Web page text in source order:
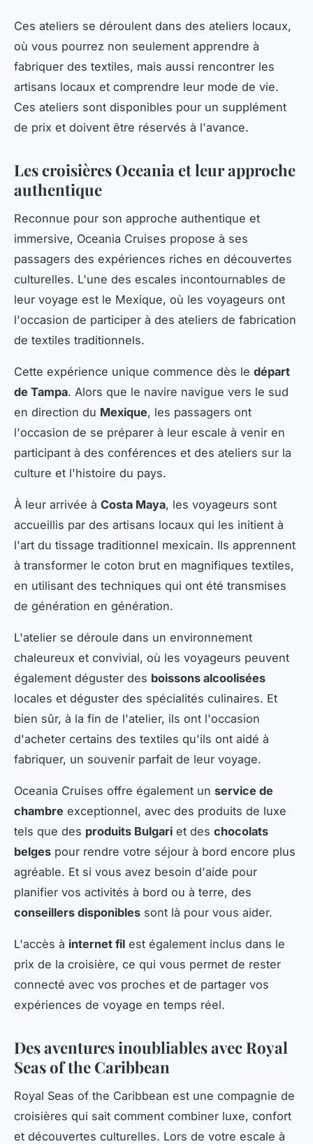
Ces ateliers se déroulent dans des ateliers locaux,
où vous pourrez non seulement apprendre à
fabriquer des textiles, mais aussi rencontrer les
artisans locaux et comprendre leur mode de vie.
Ces ateliers sont disponibles pour un supplément
de prix et doivent être réservés à l'avance.
Les croisières Oceania et leur approche
authentique
Reconnue pour son approche authentique et
immersive, Oceania Cruises propose à ses
passagers des expériences riches en découvertes
culturelles. L'une des escales incontournables de
leur voyage est le Mexique, où les voyageurs ont
l'occasion de participer à des ateliers de fabrication
de textiles traditionnels.
Cette expérience unique commence dès le départ
de Tampa. Alors que le navire navigue vers le sud
en direction du Mexique, les passagers ont
l'occasion de se préparer à leur escale à venir en
participant à des conférences et des ateliers sur la
culture et l'histoire du pays.
À leur arrivée à Costa Maya, les voyageurs sont
accueillis par des artisans locaux qui les initient à
l'art du tissage traditionnel mexicain. Ils apprennent
à transformer le coton brut en magnifiques textiles,
en utilisant des techniques qui ont été transmises
de génération en génération.
L'atelier se déroule dans un environnement
chaleureux et convivial, où les voyageurs peuvent
également déguster des boissons alcoolisées
locales et déguster des spécialités culinaires. Et
bien sûr, à la fin de l'atelier, ils ont l'occasion
d'acheter certains des textiles qu'ils ont aidé à
fabriquer, un souvenir parfait de leur voyage.
Oceania Cruises offre également un service de
chambre exceptionnel, avec des produits de luxe
tels que des produits Bulgari et des chocolats
belges pour rendre votre séjour à bord encore plus
agréable. Et si vous avez besoin d'aide pour
planifier vos activités à bord ou à terre, des
conseillers disponibles sont là pour vous aider.
L'accès à internet fil est également inclus dans le
prix de la croisière, ce qui vous permet de rester
connecté avec vos proches et de partager vos
expériences de voyage en temps réel.
Des aventures inoubliables avec Royal
Seas of the Caribbean
Royal Seas of the Caribbean est une compagnie de
croisières qui sait comment combiner luxe, confort
et découvertes culturelles. Lors de votre escale à